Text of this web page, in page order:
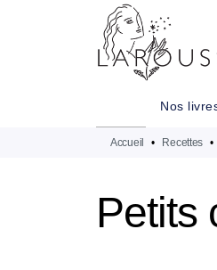
MENU
Nos
Accueil • Recettes •
Petits